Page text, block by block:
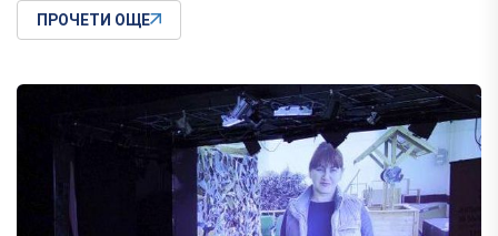
ПРОЧЕТИ ОЩЕ